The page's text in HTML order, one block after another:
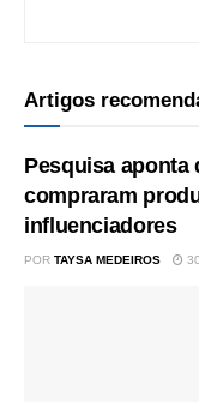
Artigos
Pesquisa aponta
compraram
influenciadores
POR TAYSA MEDEIROS